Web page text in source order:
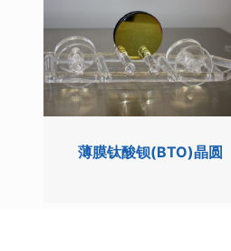
薄膜钛酸钡(BTO)晶圆